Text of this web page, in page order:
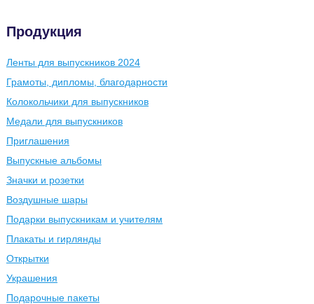
Продукция
Ленты для выпускников 2024
Грамоты, дипломы, благодарности
Колокольчики для выпускников
Медали для выпускников
Приглашения
Выпускные альбомы
Значки и розетки
Воздушные шары
Подарки выпускникам и учителям
Плакаты и гирлянды
Открытки
Украшения
Подарочные пакеты